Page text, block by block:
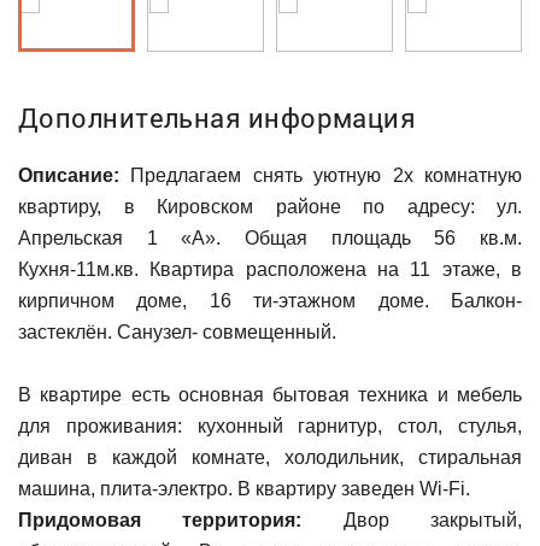
Дополнительная информация
Описание: Предлагаем снять уютную 2х комнатную
квартиру, в Кировском районе по адресу: ул.
Апрельская 1 «А». Общая площадь 56 кв.м.
Кухня-11м.кв. Квартира расположена на 11 этаже, в
кирпичном доме, 16 ти-этажном доме. Балкон-
застеклён. Санузел- совмещенный.
В квартире есть основная бытовая техника и мебель
для проживания: кухонный гарнитур, стол, стулья,
диван в каждой комнате, холодильник, стиральная
машина, плита-электро. В квартиру заведен Wi-Fi.
Придомовая территория: Двор закрытый,